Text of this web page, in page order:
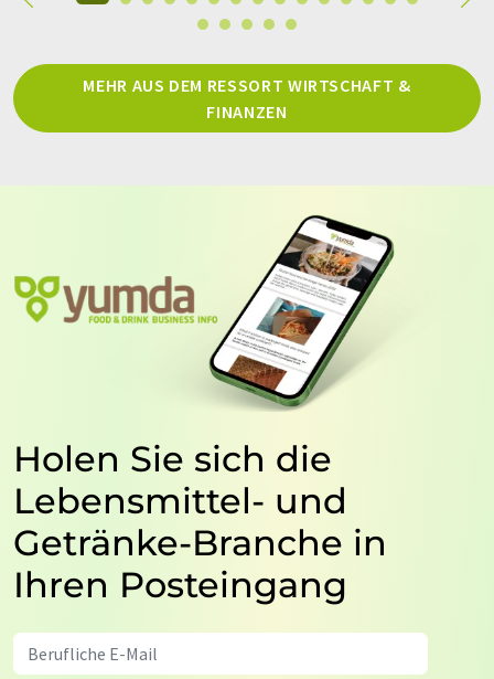
MEHR AUS DEM RESSORT WIRTSCHAFT &
FINANZEN
Holen Sie sich die
Lebensmittel- und
Getränke-Branche in
Ihren Posteingang